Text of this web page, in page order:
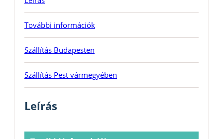
További információk
Szállítás Budapesten
Szállítás Pest vármegyében
Leírás